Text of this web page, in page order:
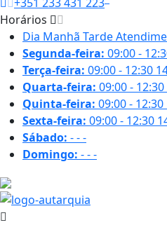
Horários
Dia Manhã Tarde
Segunda-feira: 09:00 -
Terça-feira: 09:00 - 12:30
Quarta-feira: 09:00 - 12:30
Quinta-feira: 09:00 - 12:30
Sexta-feira: 09:00 - 12:30
Sábado: ---
Domingo: ---